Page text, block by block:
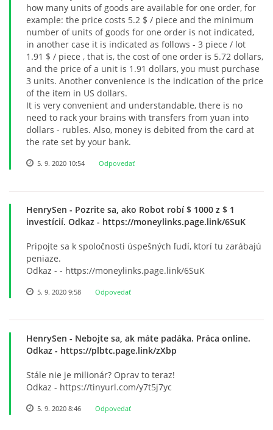
how many units of goods are available for one order, for
example: the price costs 5.2 $ / piece and the minimum
number of units of goods for one order is not indicated,
in another case it is indicated as follows - 3 piece / lot
1.91 $ / piece , that is, the cost of one order is 5.72 dollars,
and the price of a unit is 1.91 dollars, you must purchase
3 units. Another convenience is the indication of the price
of the item in US dollars.
It is very convenient and understandable, there is no
need to rack your brains with transfers from yuan into
dollars - rubles. Also, money is debited from the card at
the rate set by your bank.
5. 9. 2020 10:54 Odpovedať
HenrySen - Pozrite sa, ako Robot robí $ 1000 z $ 1
investícií. Odkaz - https://moneylinks.page.link/6SuK
Pripojte sa k spoločnosti úspešných ľudí, ktorí tu zarábajú
peniaze.
Odkaz - - https://moneylinks.page.link/6SuK
5. 9. 2020 9:58 Odpovedať
HenrySen - Nebojte sa, ak máte padáka. Práca online.
Odkaz - https://plbtc.page.link/zXbp
Stále nie je milionár? Oprav to teraz!
Odkaz - https://tinyurl.com/y7t5j7yc
5. 9. 2020 8:46 Odpovedať